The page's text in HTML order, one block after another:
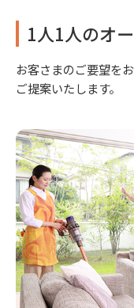
1人1人のオ
お客さまのご要望を
ご提案いたします。